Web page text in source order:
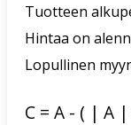
Tuotteen
Hintaa on
Lopullinen
C = A - ( | A |